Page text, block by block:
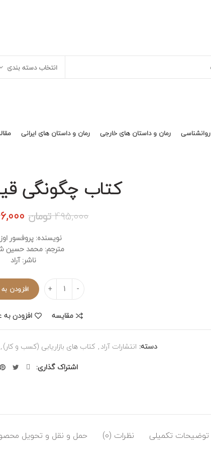
انتخاب دسته بندی
روانشناسی رمان و داستان های خارجی رمان و داستان های ایرانی
کتاب چگونگی
495,000تومان
بود.
نویسنده: پروفسور
مترجم: محمد حسین
ناشر: آراد
تعداد
افزودن
مقایسه افزودن به
دسته: انتشارات آراد, کتاب های بازاریابی (کسب و کار),
اشتراک گذاری
توضیحات تکمیلی نظرات (0) حمل و نقل و تحویل